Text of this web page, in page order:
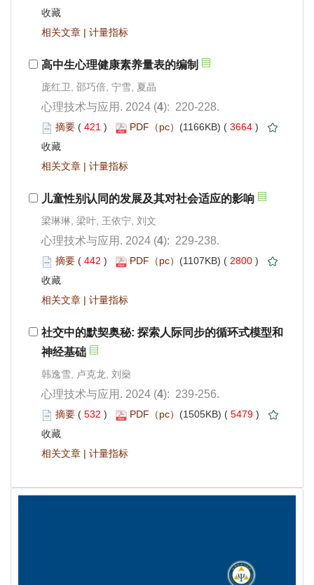
|
): 220-228.
421 ) 3664 )
|
): 229-238.
442 ) 2800 )
|
): 239-256.
532 ) 5479 )
|